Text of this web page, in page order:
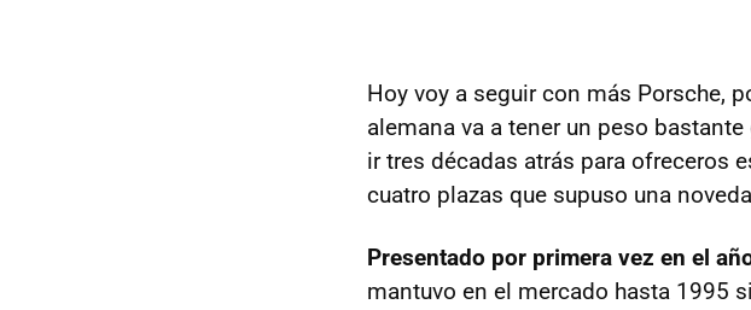
Hoy voy a seguir con más Porsche,
alemana va a tener un peso
ir tres décadas atrás para ofreceros
cuatro plazas que supuso una
Presentado por primera vez en el
mantuvo en el mercado hasta 1995